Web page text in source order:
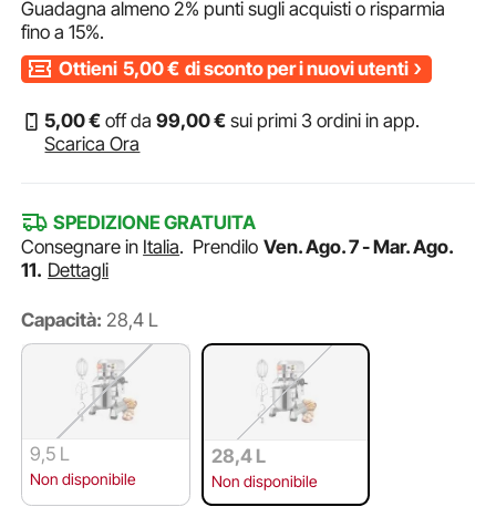
Guadagna almeno2% punti sugli acquisti o risparmia
fino a15%.
Ottieni 5,00€ di sconto per i nuovi utenti
5,00€ off da99,00€ sui primi 3 ordini in app.
Scarica Ora
SPEDIZIONE GRATUITA
Consegnare in Italia. Prendilo Ven. Ago. 7 - Mar. Ago.
11. Dettagli
Capacità: 28,4 L
9,5 L
Non disponibile
28,4 L
Non disponibile